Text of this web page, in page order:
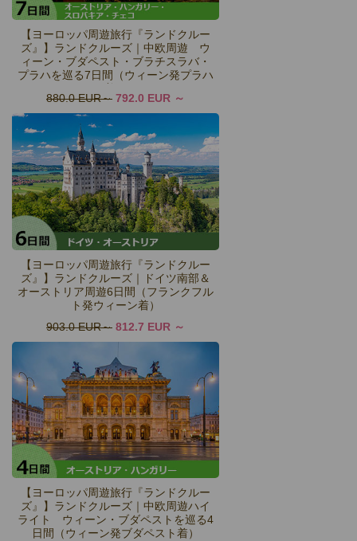
【ヨーロッパ周遊旅行『ランドクルー
ズ』】ランドクルーズ｜中欧周遊 ウ
ィーン・ブダペスト・ブラチスラバ・
プラハを巡る7日間（ウィーン発プラハ
880.0 EUR 792.0 EUR
【ヨーロッパ周遊旅行『ランドクルー
ズ』】ランドクルーズ｜ドイツ南部＆
オーストリア周遊6日間（フランクフル
ト発ウィーン着）
903.0 EUR
812.7 EUR
【ヨーロッパ周遊旅行『ランドクルー
ズ』】ランドクルーズ｜中欧周遊ハイ
ライト ウィーン・ブダペストを巡る4
日間（ウィーン発ブダペスト着）